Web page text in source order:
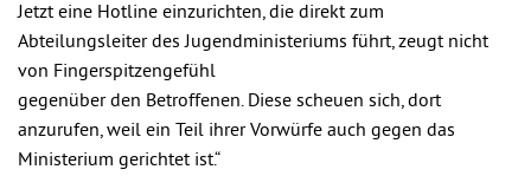
Jetzt eine Hotline einzurichten, die direkt zum
Abteilungsleiter des Jugendministeriums führt, zeugt nicht
von Fingerspitzengefühl
gegenüber den Betroffenen. Diese scheuen sich, dort
anzurufen, weil ein Teil ihrer Vorwürfe auch gegen das
Ministerium gerichtet ist.“